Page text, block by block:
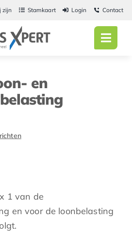
zijn Stamkaart Login Contact
en
1 van de
en voor de loonbelasting